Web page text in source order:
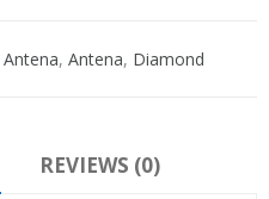
Antena, Antena, Diamond
REVIEWS (0)